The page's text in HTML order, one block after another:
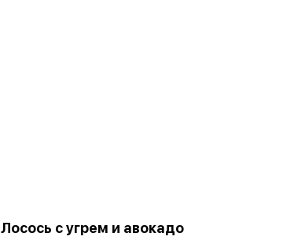
Лосось с угрем и авокадо